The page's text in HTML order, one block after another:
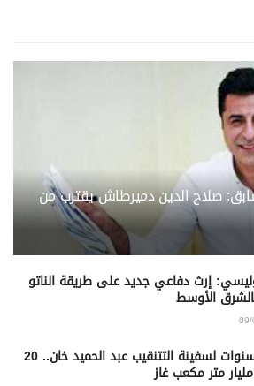
صلاح الدين دميرطاش يقترب من
إرث دفاعي جديد على طريقة الناتو
الأوسط
حصاد 4 سنوات لسفينة التتنقيب عبد الحميد خان.. 20